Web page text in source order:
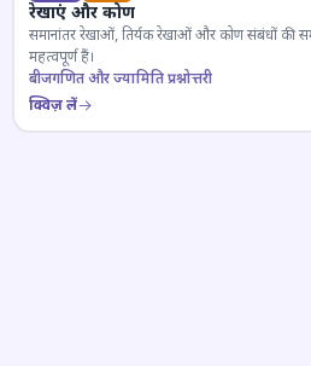
रेखाएं और कोण
समानांतर रेखाओं, तिर्यक रेखाओं और कोण संबंधों की
महत्वपूर्ण हैं।
बीजगणित और ज्यामिति प्रश्नोत्तरी
क्विज़ लें